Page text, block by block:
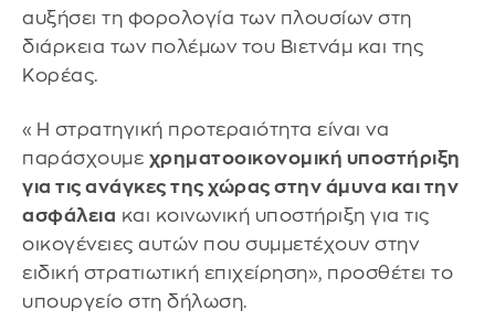
αυξήσει τη φορολογία των πλουσίων στη
διάρκεια των πολέμων του Βιετνάμ και της
Κορέας.
«Η στρατηγική προτεραιότητα είναι να
παράσχουμε χρηματοοικονομική υποστήριξη
για τις ανάγκες της χώρας στην άμυνα και την
ασφάλεια και κοινωνική υποστήριξη για τις
οικογένειες αυτών που συμμετέχουν στην
ειδική στρατιωτική επιχείρηση», προσθέτει το
υπουργείο στη δήλωση.